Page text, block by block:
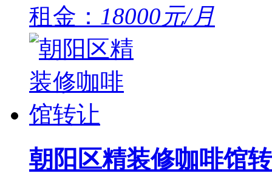
租金： 18000元/月
朝阳区精装修咖啡馆